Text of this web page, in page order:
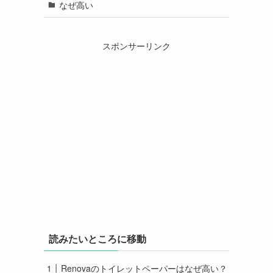
なぜ高い
スポンサーリンク
読みたいところに移動
Renovaのトイレットペーパーはなぜ高い？